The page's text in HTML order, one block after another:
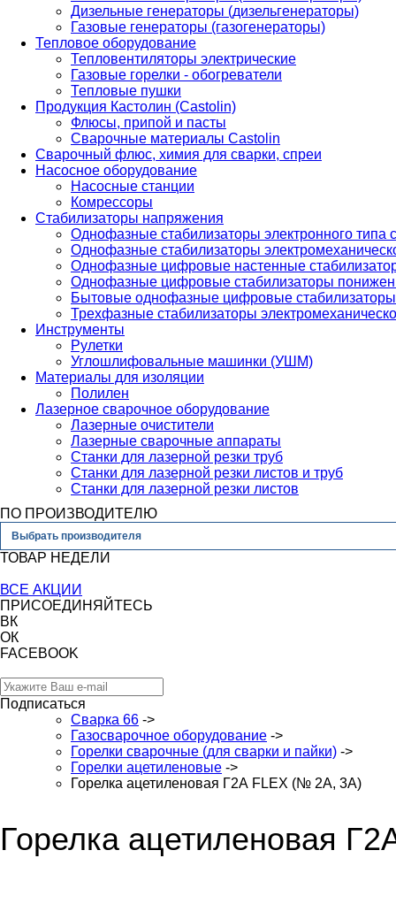
Дизельные генераторы (дизельгенераторы)
Газовые генераторы (газогенераторы)
Тепловое оборудование
Тепловентиляторы электрические
Газовые горелки - обогреватели
Тепловые пушки
Продукция Кастолин (Castolin)
Флюсы, припой и пасты
Сварочные материалы Castolin
Сварочный флюс, химия для сварки, спреи
Насосное оборудование
Насосные станции
Комрессоры
Стабилизаторы напряжения
Однофазные стабилизаторы электронного
Однофазные стабилизаторы
Однофазные цифровые настенные
Однофазные цифровые стабилизаторы
Бытовые однофазные цифровые стабилизаторы
Трехфазные стабилизаторы
Инструменты
Рулетки
Углошлифовальные машинки (УШМ)
Материалы для изоляции
Полилен
Лазерное сварочное оборудование
Лазерные очистители
Лазерные сварочные аппараты
Станки для лазерной резки труб
Станки для лазерной резки листов и труб
Станки для лазерной резки листов
ПО ПРОИЗВОДИТЕЛЮ
Выбрать производителя
ТОВАР НЕДЕЛИ
ВСЕ АКЦИИ
ПРИСОЕДИНЯЙТЕСЬ
ВК
ОК
FACEBOOK
Подписаться
Сварка 66 ->
Газосварочное оборудование ->
Горелки сварочные (для сварки и пайки) ->
Горелки ацетиленовые ->
Горелка ацетиленовая Г2А FLEX (№ 2А, 3А)
Горелка ацетиленовая